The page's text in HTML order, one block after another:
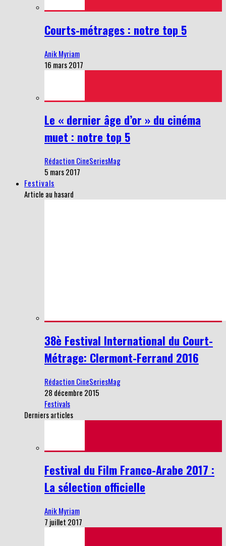
Courts-métrages : notre top 5
Anik Myriam
16 mars 2017
Le « dernier âge d’or » du cinéma
muet : notre top 5
Rédaction CineSeriesMag
5 mars 2017
Festivals
Article au hasard
38è Festival International du Court-
Métrage: Clermont-Ferrand 2016
Rédaction CineSeriesMag
28 décembre 2015
Festivals
Derniers articles
Festival du Film Franco-Arabe 2017 :
La sélection officielle
Anik Myriam
7 juillet 2017